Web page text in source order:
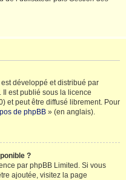
développé et distribué par
Il est publié sous la licence
et peut être diffusé librement. Pour
de phpBB » (en anglais).
?
par phpBB Limited. Si vous
ajoutée, visitez la page